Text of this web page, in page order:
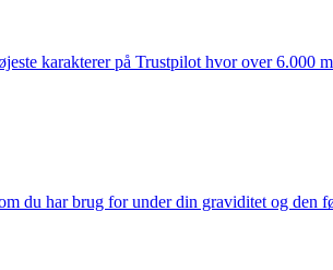
karakterer på Trustpilot hvor over 6.000
du har brug for under din graviditet og den